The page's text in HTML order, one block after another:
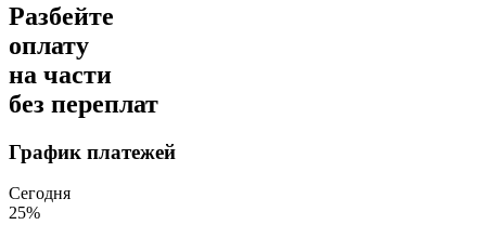
Разбейте
оплату
на части
без переплат
График платежей
Сегодня
25%